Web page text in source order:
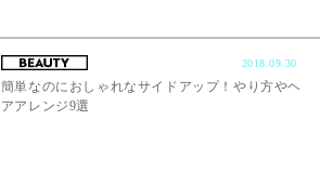
2018.09.30
簡単なのにおしゃれなサイドアップ！やり方やヘ
アアレンジ9選